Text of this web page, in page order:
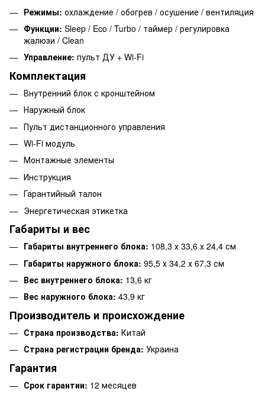
Режимы: охлаждение / обогрев / осушение / вентиляция
Функции: Sleep / Eco / Turbo / таймер / регулировка
жалюзи / Clean
Управление: пульт ДУ + Wi-Fi
Комплектация
Внутренний блок с кронштейном
Наружный блок
Пульт дистанционного управления
Wi-Fi модуль
Монтажные элементы
Инструкция
Гарантийный талон
Энергетическая этикетка
Габариты и вес
Габариты внутреннего блока: 108,3 х 33,6 х 24,4 см
Габариты наружного блока: 95,5 х 34,2 х 67,3 см
Вес внутреннего блока: 13,6 кг
Вес наружного блока: 43,9 кг
Производитель и происхождение
Страна производства: Китай
Страна регистрации бренда: Украина
Гарантия
Срок гарантии: 12 месяцев